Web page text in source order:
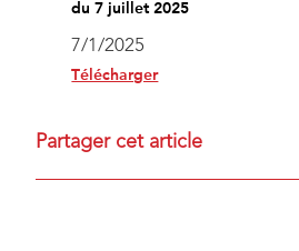
du 7 juillet 2025
7/1/2025
Télécharger
Partager cet article